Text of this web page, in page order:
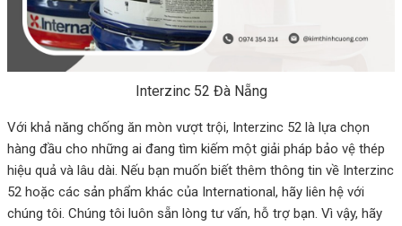
Interzinc 52 Đà Nẵng
Với khả năng chống ăn mòn vượt trội, Interzinc 52 là lựa chọn
hàng đầu cho những ai đang tìm kiếm một giải pháp bảo vệ thép
hiệu quả và lâu dài. Nếu bạn muốn biết thêm thông tin về Interzinc
52 hoặc các sản phẩm khác của International, hãy liên hệ với
chúng tôi. Chúng tôi luôn sẵn lòng tư vấn, hỗ trợ bạn. Vì vậy, hãy